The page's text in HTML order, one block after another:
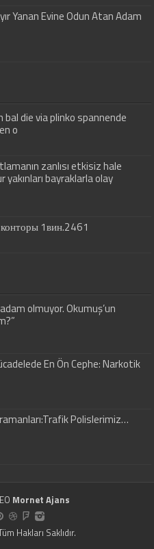
Yanan Evine Odun Atan Adam
die via plinko spannende
o
zanlısı etkisiz hale
yakınları bayraklarla olay
1вин.2461
olmuyor. Okumuş’un
En Ön Cephe: Narkotik
Polislerimiz…
Mornet Ajans
Hakları Saklıdır.